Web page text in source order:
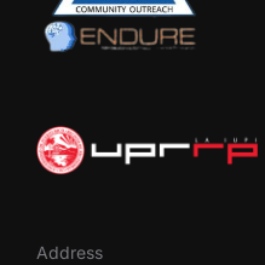
Address